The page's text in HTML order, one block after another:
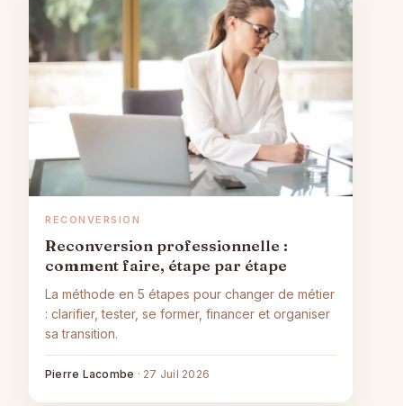
RECONVERSION
Reconversion professionnelle :
comment faire, étape par étape
La méthode en 5 étapes pour changer de métier
: clarifier, tester, se former, financer et organiser
sa transition.
Pierre Lacombe · 27 Juil 2026